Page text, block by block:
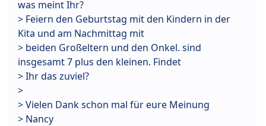
was meint Ihr?
> Feiern den Geburtstag mit den Kindern in der
Kita und am Nachmittag mit
> beiden Großeltern und den Onkel. sind
insgesamt 7 plus den kleinen. Findet
> Ihr das zuviel?
>
> Vielen Dank schon mal für eure Meinung
> Nancy